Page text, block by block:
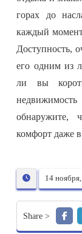
горах до
каждый
Доступность,
его одним из
ли вы
обнаружите,
комфорт даже
14